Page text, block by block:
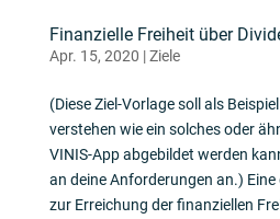
Finanzielle Freiheit über
Apr. 15, 2020 |Ziele
(Diese Ziel-Vorlage soll als
verstehen wie ein solches oder
VINIS-App abgebildet werden
an deine Anforderungen an.)
zur Erreichung der finanziellen